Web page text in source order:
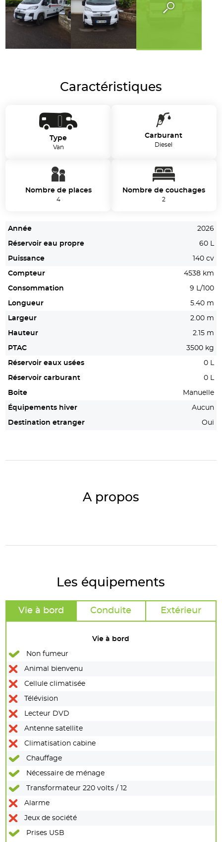
Caractéristiques
Type
Van
Carburant
Diesel
Nombre de places
4
Nombre de couchages
2
Année 2026
Réservoir eau propre 60 L
Puissance 140 cv
Compteur 4538 km
Consommation 9 L/100
Longueur 5.40 m
Largeur 2.00 m
Hauteur 2.15 m
PTAC 3500 kg
Réservoir eaux usées 0 L
Réservoir carburant 0 L
Boite Manuelle
Équipements hiver Aucun
Destination etranger Oui
A propos
Les équipements
Vie à bord Conduite Extérieur
Vie à bord
Non fumeur
Animal bienvenu
Cellule climatisée
Télévision
Lecteur DVD
Antenne satellite
Climatisation cabine
Chauffage
Nécessaire de ménage
Transformateur 220 volts / 12
Alarme
Jeux de société
Prises USB